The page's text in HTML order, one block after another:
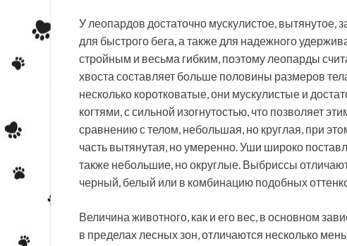
У леопардов достаточно мускулистое, вытянутое,
для быстрого бега, а также для надежного
стройным и весьма гибким, поэтому леопарды
хвоста составляет больше половины размеров
несколько коротковатые, они мускулистые и
когтями, с сильной изогнутостью, что позволяет
сравнению с телом, небольшая, но круглая, при
часть вытянутая, но умеренно. Уши широко
также небольшие, но округлые. Выбриссы
черный, белый или в комбинацию подобных
Величина животного, как и его вес, в основном
в пределах лесных зон, отличаются несколько